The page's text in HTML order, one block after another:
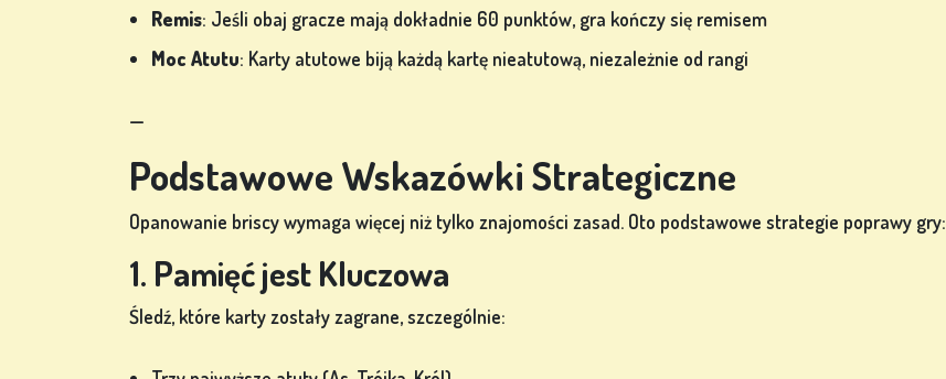
Remis: Jeśli obaj gracze mają dokładnie 60 punktów, gra kończy się remisem
Moc Atutu: Karty atutowe biją każdą kartę nieatutową, niezależnie od rangi
—
Podstawowe Wskazówki Strategiczne
Opanowanie briscy wymaga więcej niż tylko znajomości zasad. Oto podstawowe strategie poprawy gry:
1. Pamięć jest Kluczowa
Śledź, które karty zostały zagrane, szczególnie: